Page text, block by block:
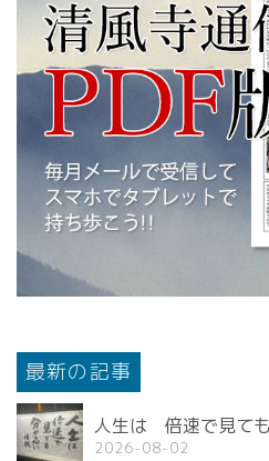
最新の記事
人生は 倍速で見て
2026-08-02